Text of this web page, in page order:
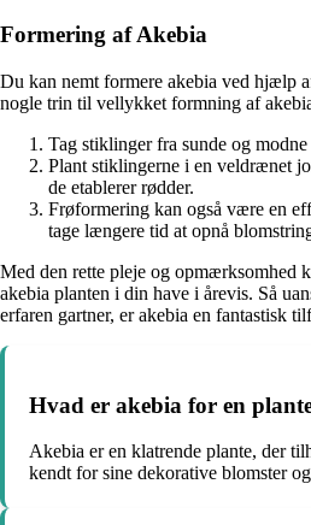
Formering af Akebia
Du kan nemt formere akebia ved hjælp
nogle trin til vellykket formning af
Tag stiklinger fra sunde og
Plant stiklingerne i en veldrænet
de etablerer rødder.
Frøformering kan også være en
tage længere tid at opnå
Med den rette pleje og opmærksomhed
akebia planten i din have i årevis. Så
erfaren gartner, er akebia en fantastisk
Hvad er akebia for en
Akebia er en klatrende plante, der
kendt for sine dekorative blomster